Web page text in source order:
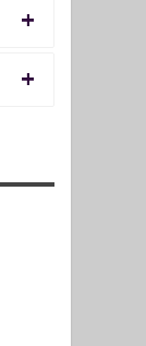
+
+